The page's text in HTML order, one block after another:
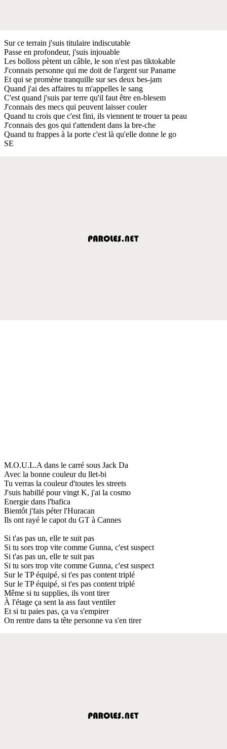
Sur ce terrain j'suis titulaire indiscutable
Passe en profondeur, j'suis injouable
Les bolloss pètent un câble, le son n'est pas tiktokable
J'connais personne qui me doit de l'argent sur Paname
Et qui se promène tranquille sur ses deux bes-jam
Quand j'ai des affaires tu m'appelles le sang
C'est quand j'suis par terre qu'il faut être en-blesem
J'connais des mecs qui peuvent laisser couler
Quand tu crois que c'est fini, ils viennent te trouer ta peau
J'connais des gos qui t'attendent dans la bre-che
Quand tu frappes à la porte c'est là qu'elle donne le go
SE
M.O.U.L.A dans le carré sous Jack Da
Avec la bonne couleur du llet-bi
Tu verras la couleur d'toutes les streets
J'suis habillé pour vingt K, j'ai la cosmo
Energie dans l'bafica
Bientôt j'fais péter l'Huracan
Ils ont rayé le capot du GT à Cannes
Si t'as pas un, elle te suit pas
Si tu sors trop vite comme Gunna, c'est suspect
Si t'as pas un, elle te suit pas
Si tu sors trop vite comme Gunna, c'est suspect
Sur le TP équipé, si t'es pas content triplé
Sur le TP équipé, si t'es pas content triplé
Même si tu supplies, ils vont tirer
À l'étage ça sent la ass faut ventiler
Et si tu paies pas, ça va s'empirer
On rentre dans ta tête personne va s'en tirer